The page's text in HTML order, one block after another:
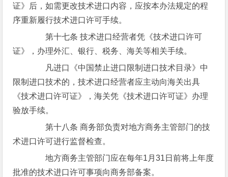
证》后，如需更改技术进口内容，应按本办法规定的程
序重新履行技术进口许可手续。
第十七条 技术进口经营者凭《技术进口许可
证》，办理外汇、银行、税务、海关等相关手续。
凡进口《中国禁止进口限制进口技术目录》中
限制进口技术的，技术进口经营者应主动向海关出具
《技术进口许可证》，海关凭《技术进口许可证》办理
验放手续。
第十八条 商务部负责对地方商务主管部门的技
术进口许可进行监督检查。
地方商务主管部门应在每年1月31日前将上年度
批准的技术进口许可事项向商务部备案。